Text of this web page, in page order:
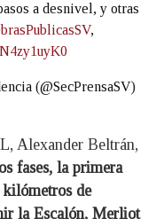
a desnivel, y otras
,
(@SecPrensaSV)
Alexander Beltrán,
fases, la primera
kilómetros de
la Escalón, Merliot